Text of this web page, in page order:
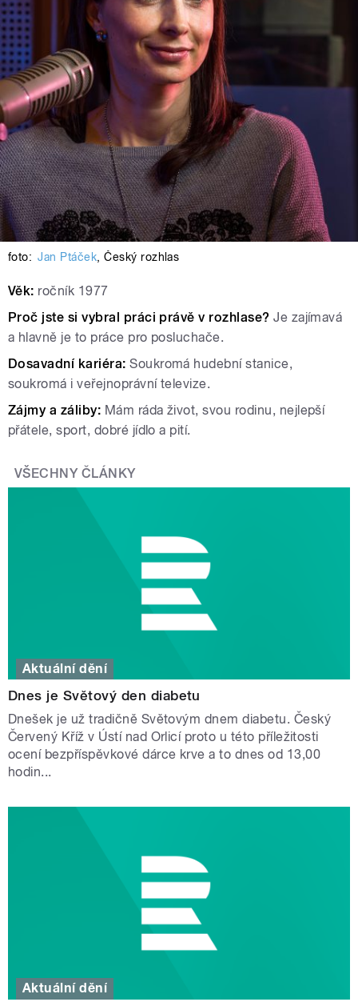
foto: Jan Ptáček,Český rozhlas
Věk: ročník 1977
Proč jste si vybral práci právě v rozhlase?Je zajímavá
a hlavně je to práce pro posluchače.
Dosavadní kariéra:Soukromá hudební stanice,
soukromá i veřejnoprávní televize.
Zájmy a záliby: Mám ráda život, svou rodinu, nejlepší
přátele, sport, dobré jídlo a pití.
VŠECHNY ČLÁNKY
Aktuální dění
Dnes je Světový den diabetu
Dnešek je už tradičně Světovým dnem diabetu. Český
Červený Kříž v Ústí nad Orlicí proto u této příležitosti
ocení bezpříspěvkové dárce krve a to dnes od 13,00
hodin...
Aktuální dění